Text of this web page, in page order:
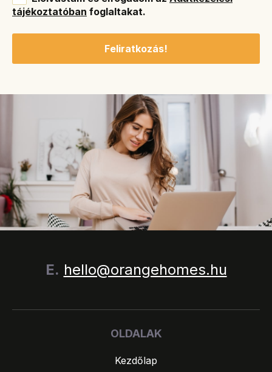
tájékoztatóban foglaltakat.
E. hello@orangehomes.hu
OLDALAK
Kezdőlap